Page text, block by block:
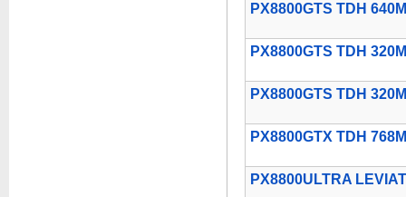
PX8800GTS TDH
PX8800GTS TDH
PX8800GTS TDH
PX8800GTX TDH
PX8800ULTRA